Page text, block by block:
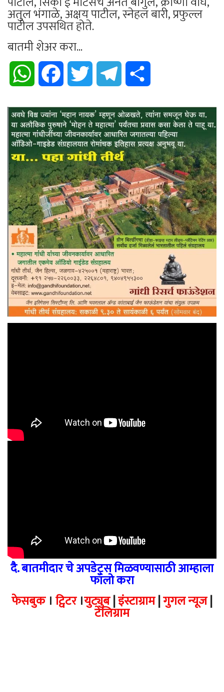
अतुल भंगाळे, अक्षय पाटील, स्नेहल बारी, प्रफुल्ल
पाटील उपसथित होते.
बातमी शेअर करा...
WhatsApp Facebook Twitter Telegram
दै. बातमीदार चे अपडेट्स मिळवण्यासाठी आम्हाला
फॉलो करा
फेसबुक। ट्विटर।युट्युब|इंस्टाग्राम|गुगल न्यूज|
टेलिग्राम